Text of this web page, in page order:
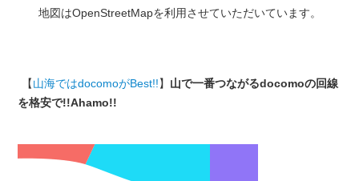
地図はOpenStreetMapを利用させていただいています。
【山海ではdocomoがBest!!】 山で一番つながるdocomoの回線
を格安で!!Ahamo!!